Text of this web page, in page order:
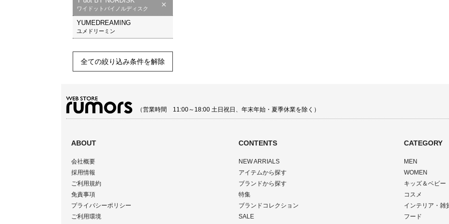
ワイドットバイノルディスク
YUMEDREAMING
ユメドリーミン
全ての絞り込み条件を解除
（営業時間 11:00～18:00 土日祝日、年末年始・夏季休業を除く）
ABOUT
会社概要
採用情報
ご利用規約
免責事項
プライバシーポリシー
ご利用環境
CONTENTS
NEW ARRIALS
アイテムから探す
ブランドから探す
特集
ブランドコレクション
SALE
CATEGORY
MEN
WOMEN
キッズ＆ベビー
コスメ
インテリア・雑
フード